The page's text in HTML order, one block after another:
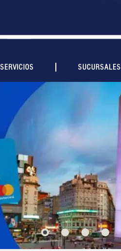
SERVICIOS SUCURSALES